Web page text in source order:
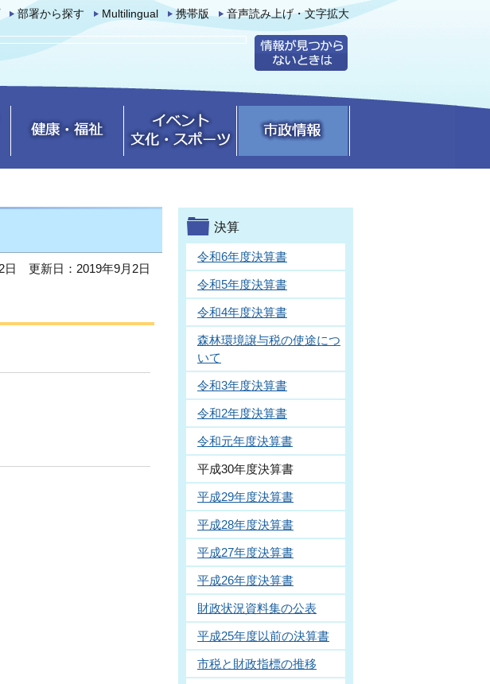
部署から探す Multilingual 携帯版 音声読み上げ・文字拡大
日 更新日：2019年9月2日
決算
令和6年度決算書
令和5年度決算書
令和4年度決算書
森林環境譲与税の使途につ
いて
令和3年度決算書
令和2年度決算書
令和元年度決算書
平成30年度決算書
平成29年度決算書
平成28年度決算書
平成27年度決算書
平成26年度決算書
財政状況資料集の公表
平成25年度以前の決算書
市税と財政指標の推移